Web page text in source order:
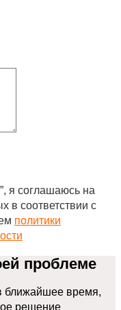
я соглашаюсь на
в соответствии с
политики
проблеме
ближайшее время,
решение